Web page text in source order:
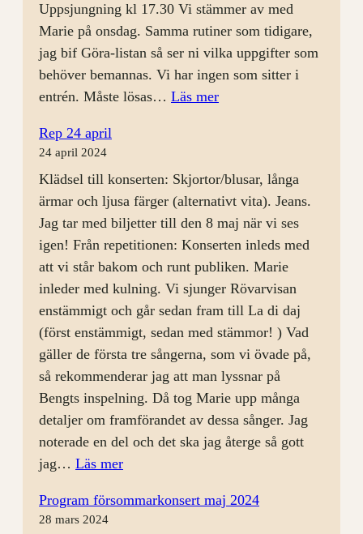
Uppsjungning kl 17.30 Vi stämmer av med
Marie på onsdag. Samma rutiner som tidigare,
jag bif Göra-listan så ser ni vilka uppgifter som
behöver bemannas. Vi har ingen som sitter i
entrén. Måste lösas… Läs mer:
Rep 24 april
24 april 2024
Klädsel till konserten: Skjortor/blusar, långa
ärmar och ljusa färger (alternativt vita). Jeans.
Jag tar med biljetter till den 8 maj när vi ses
igen! Från repetitionen: Konserten inleds med
att vi står bakom och runt publiken. Marie
inleder med kulning. Vi sjunger Rövarvisan
enstämmigt och går sedan fram till La di daj
(först enstämmigt, sedan med stämmor! ) Vad
gäller de första tre sångerna, som vi övade på,
så rekommenderar jag att man lyssnar på
Bengts inspelning. Då tog Marie upp många
detaljer om framförandet av dessa sånger. Jag
noterade en del och det ska jag återge så gott
jag… Läs mer:
24
Program försommarkonsert maj 2024
28 mars 2024